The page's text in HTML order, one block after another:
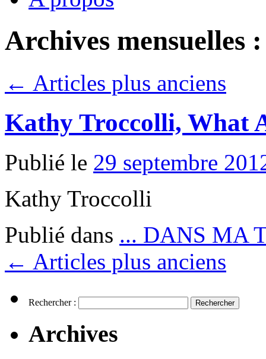
Archives mensuelles
← Articles plus anciens
Kathy Troccolli, What
Publié le 29 septembre
Kathy Troccolli
Publié dans ... DANS MA
← Articles plus anciens
Rechercher :
Archives